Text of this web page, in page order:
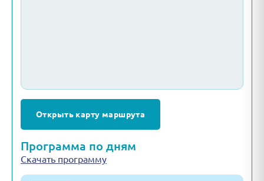
Открыть карту маршрута
Программа по дням
Скачать программу